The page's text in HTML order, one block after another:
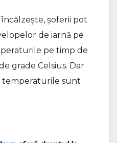
șoferii pot
de iarnă pe
pe timp de
grade Celsius. Dar
temperaturile sunt